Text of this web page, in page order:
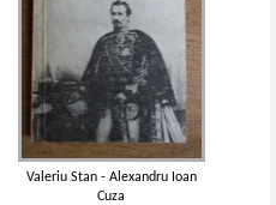
Valeriu Stan - Alexandru Ioan
Cuza